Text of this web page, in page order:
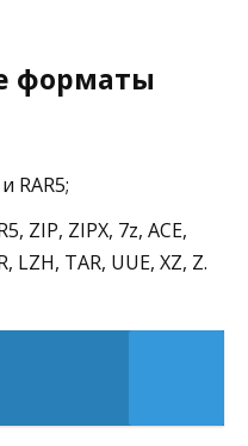
форматы
RAR5;
ZIP, ZIPX, 7z, ACE,
LZH, TAR, UUE, XZ, Z.